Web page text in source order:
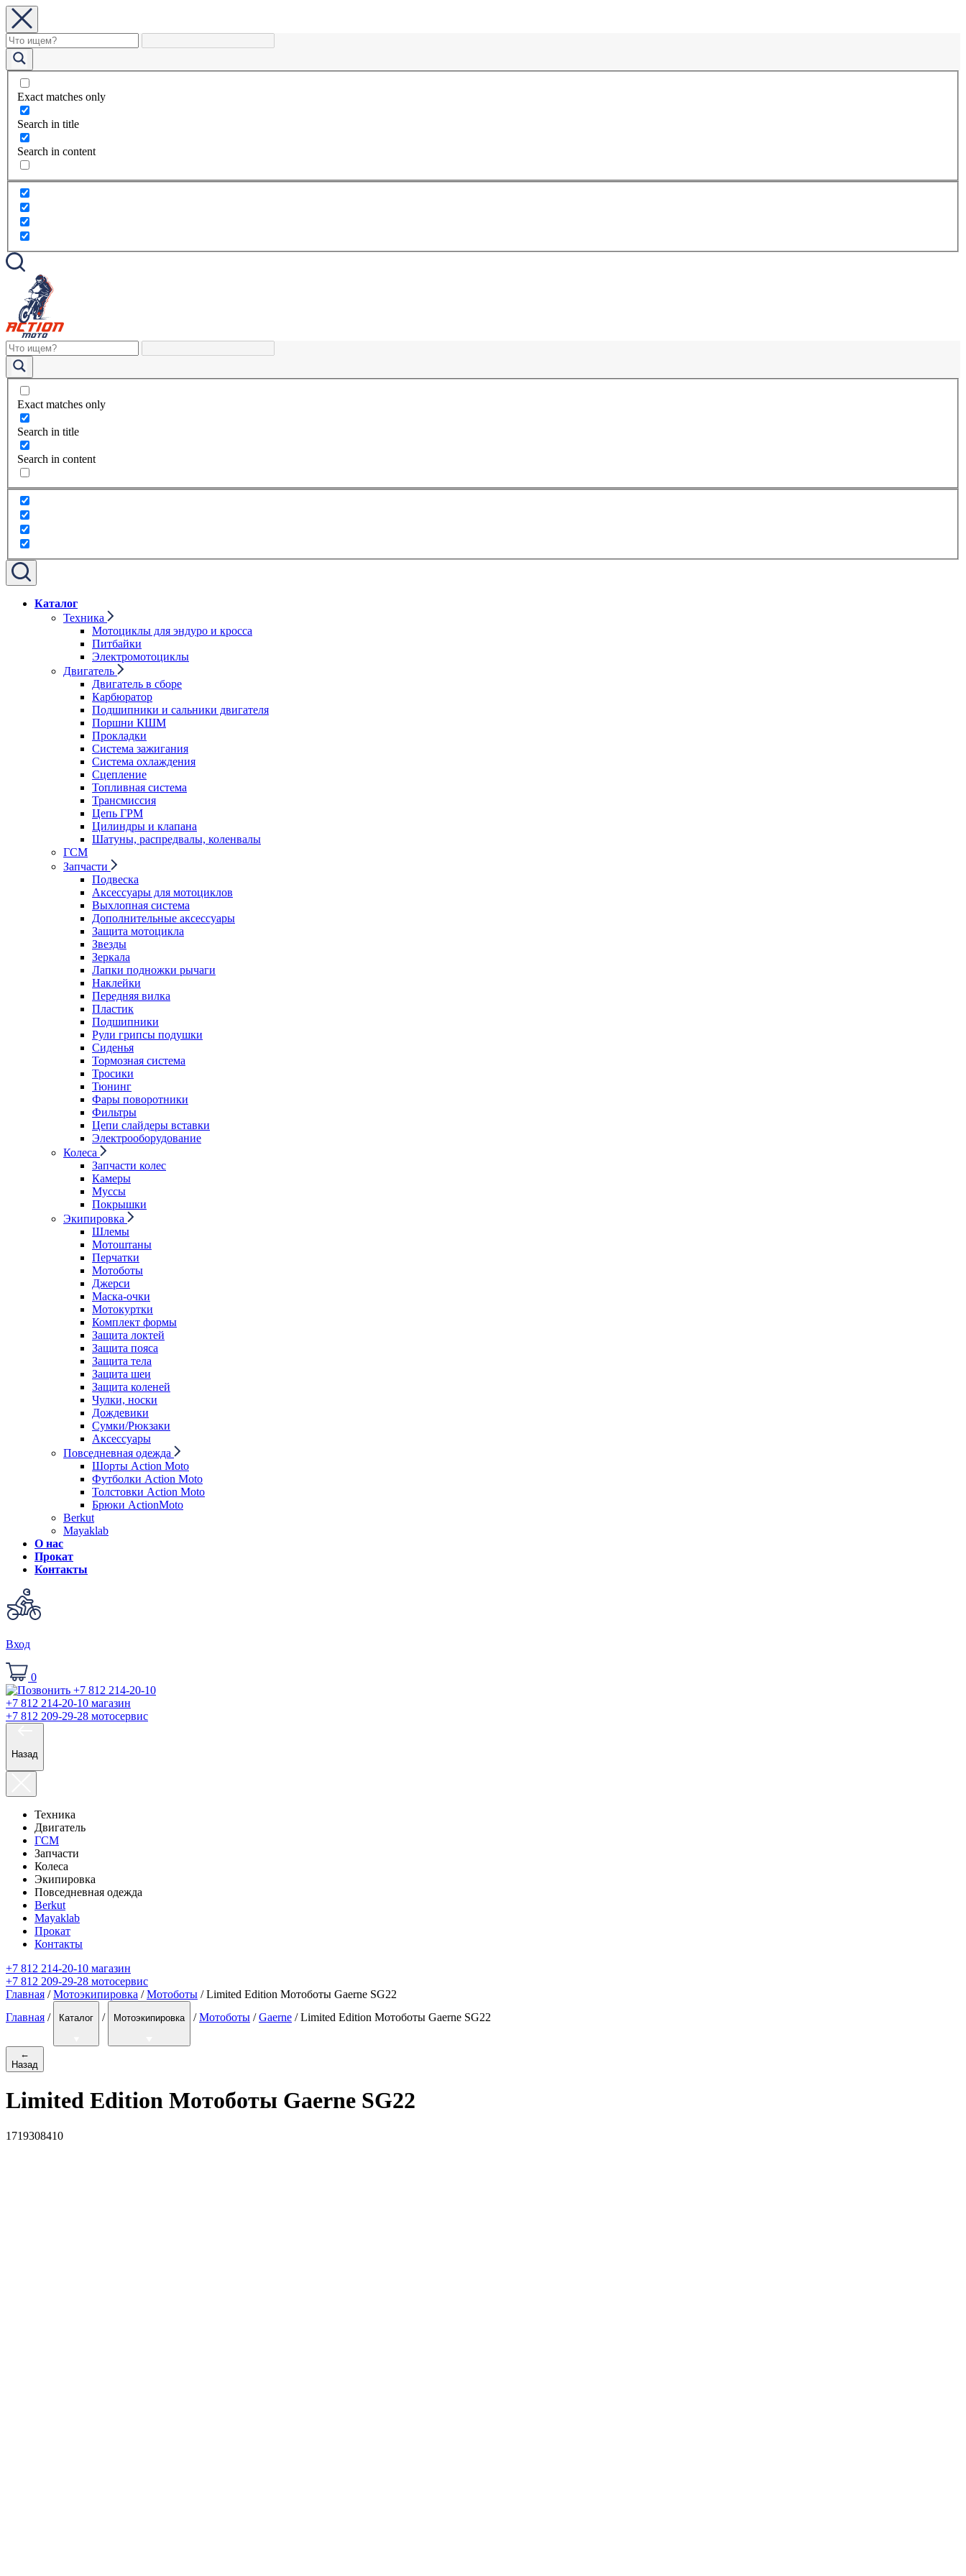
Exact matches only
Search in title
Search in content
Exact matches only
Search in title
Search in content
Каталог
Техника
Мотоциклы для эндуро и кросса
Питбайки
Электромотоциклы
Двигатель
Двигатель в сборе
Карбюратор
Подшипники и сальники двигателя
Поршни КШМ
Прокладки
Система зажигания
Система охлаждения
Сцепление
Топливная система
Трансмиссия
Цепь ГРМ
Цилиндры и клапана
Шатуны, распредвалы, коленвалы
ГСМ
Запчасти
Подвеска
Аксессуары для мотоциклов
Выхлопная система
Дополнительные аксессуары
Защита мотоцикла
Звезды
Зеркала
Лапки подножки рычаги
Наклейки
Передняя вилка
Пластик
Подшипники
Рули грипсы подушки
Сиденья
Тормозная система
Тросики
Тюнинг
Фары поворотники
Фильтры
Цепи слайдеры вставки
Электрооборудование
Колеса
Запчасти колес
Камеры
Муссы
Покрышки
Экипировка
Шлемы
Мотоштаны
Перчатки
Мотоботы
Джерси
Маска-очки
Мотокуртки
Комплект формы
Защита локтей
Защита пояса
Защита тела
Защита шеи
Защита коленей
Чулки, носки
Дождевики
Сумки/Рюкзаки
Аксессуары
Повседневная одежда
Шорты Action Moto
Футболки Action Moto
Толстовки Action Moto
Брюки ActionMoto
Berkut
Mayaklab
О нас
Прокат
Контакты
Вход
0
+7 812 214-20-10 магазин
+7 812 209-29-28 мотосервис
Назад
Техника
Двигатель
ГСМ
Запчасти
Колеса
Экипировка
Повседневная одежда
Berkut
Mayaklab
Прокат
Контакты
+7 812 214-20-10 магазин
+7 812 209-29-28 мотосервис
Главная /Мотоэкипировка /Мотоботы / Limited Edition Мотоботы Gaerne SG22
Главная / Каталог / Мотоэкипировка / Мотоботы / Gaerne / Limited Edition Мотоботы Gaerne SG22
←
Назад
Limited Edition Мотоботы Gaerne SG22
1719308410